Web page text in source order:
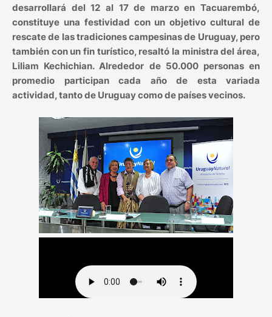
desarrollará del 12 al 17 de marzo en Tacuarembó,
constituye una festividad con un objetivo cultural de
rescate de las tradiciones campesinas de Uruguay, pero
también con un fin turístico, resaltó la ministra del área,
Liliam Kechichian. Alrededor de 50.000 personas en
promedio participan cada año de esta variada
actividad, tanto de Uruguay como de países vecinos.